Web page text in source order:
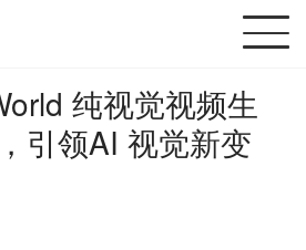
纯视觉视频生
引领AI 视觉新变